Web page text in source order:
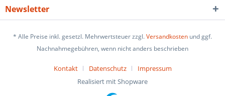
Newsletter
* Alle Preise inkl. gesetzl. Mehrwertsteuer zzgl.Versandkosten und ggf.
Nachnahmegebühren, wenn nicht anders beschrieben
Kontakt Datenschutz
Impressum
Realisiert mit Shopware